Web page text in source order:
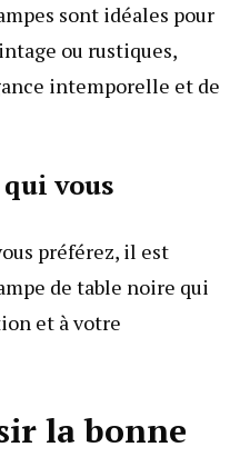
sont idéales pour
ou rustiques,
intemporelle et de
vous
préférez, il est
de table noire qui
et à votre
la bonne